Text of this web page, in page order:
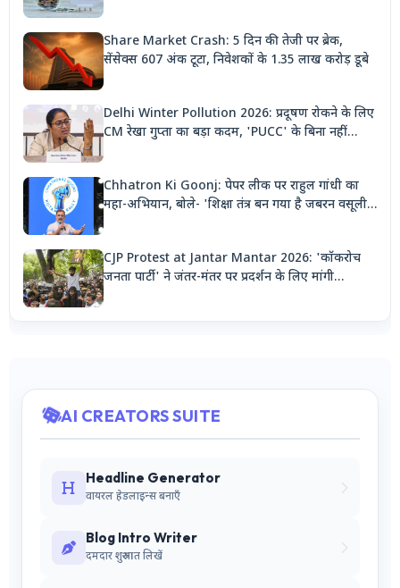
Share Market Crash: 5 दिन की तेजी पर ब्रेक,
सेंसेक्स 607 अंक टूटा, निवेशकों के 1.35 लाख करोड़ डूबे
Delhi Winter Pollution 2026: प्रदूषण रोकने के लिए
CM रेखा गुप्ता का बड़ा कदम, 'PUCC' के बिना नहीं
Chhatron Ki Goonj: पेपर लीक पर राहुल गांधी का
महा-अभियान, बोले- 'शिक्षा तंत्र बन गया है जबरन वसूली
CJP Protest at Jantar Mantar 2026: 'कॉकरोच
जनता पार्टी' ने जंतर-मंतर पर प्रदर्शन के लिए मांगी
AI CREATORS SUITE
Headline Generator
वायरल हेडलाइन्स बनाएँ
Blog Intro Writer
दमदार शुरुआत लिखें